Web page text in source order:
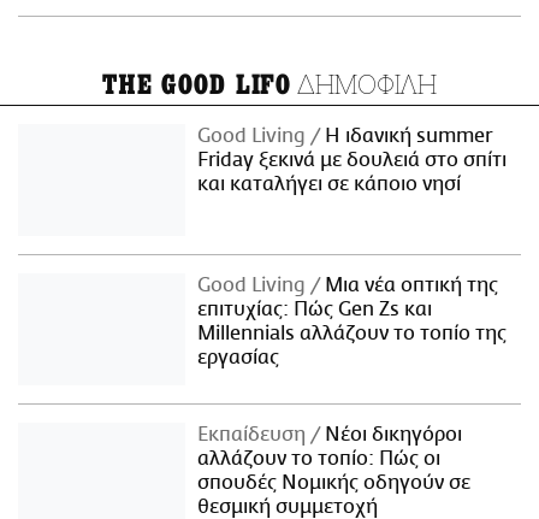
THE GOOD LIFO ΔΗΜΟΦΙΛΗ
Good Living
Η ιδανική summer
Friday ξεκινά με δουλειά στο σπίτι
και καταλήγει σε κάποιο νησί
Good Living
Μια νέα οπτική της
επιτυχίας: Πώς Gen Zs και
Millennials αλλάζουν το τοπίο της
εργασίας
Εκπαίδευση
Νέοι δικηγόροι
αλλάζουν το τοπίο: Πώς οι
σπουδές Νομικής οδηγούν σε
θεσμική συμμετοχή